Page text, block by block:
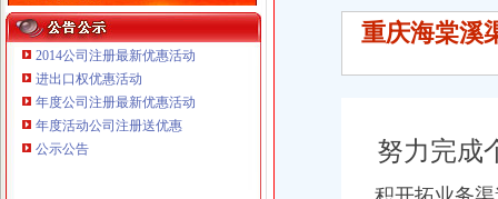
2014公司注册最新优惠活动
进出口权优惠活动
年度公司注册最新优惠活动
年度活动公司注册送优惠
公示公告
重庆臣夫商贸有限公司 （执照专让）
重庆海棠溪
努力完成